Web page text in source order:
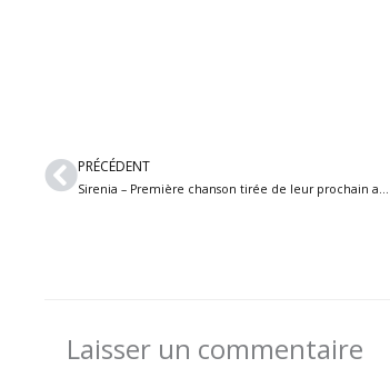
Précédent
PRÉCÉDENT
Sirenia – Première chanson tirée de leur prochain album « 1977 »
Laisser un commentaire